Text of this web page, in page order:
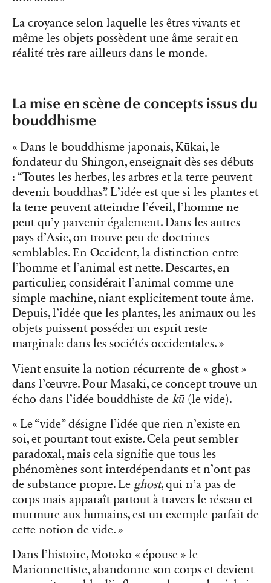
La croyance selon laquelle les êtres vivants et
même les objets possèdent une âme serait en
réalité très rare ailleurs dans le monde.
La mise en scène de concepts issus du
bouddhisme
« Dans le bouddhisme japonais, Kūkai, le
fondateur du Shingon, enseignait dès ses débuts
: “Toutes les herbes, les arbres et la terre peuvent
devenir bouddhas”. L’idée est que si les plantes et
la terre peuvent atteindre l’éveil, l’homme ne
peut qu’y parvenir également. Dans les autres
pays d’Asie, on trouve peu de doctrines
semblables. En Occident, la distinction entre
l’homme et l’animal est nette. Descartes, en
particulier, considérait l’animal comme une
simple machine, niant explicitement toute âme.
Depuis, l’idée que les plantes, les animaux ou les
objets puissent posséder un esprit reste
marginale dans les sociétés occidentales. »
Vient ensuite la notion récurrente de « ghost »
dans l’œuvre. Pour Masaki, ce concept trouve un
écho dans l’idée bouddhiste de kū (le vide).
« Le “vide” désigne l’idée que rien n’existe en
soi, et pourtant tout existe. Cela peut sembler
paradoxal, mais cela signifie que tous les
phénomènes sont interdépendants et n’ont pas
de substance propre. Le ghost, qui n’a pas de
corps mais apparaît partout à travers le réseau et
murmure aux humains, est un exemple parfait de
cette notion de vide. »
Dans l’histoire, Motoko « épouse » le
Marionnettiste, abandonne son corps et devient